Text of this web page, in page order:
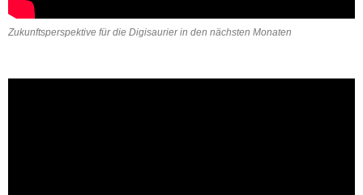
Zukunftsperspektive für die Digisaurier in den nächsten Monaten